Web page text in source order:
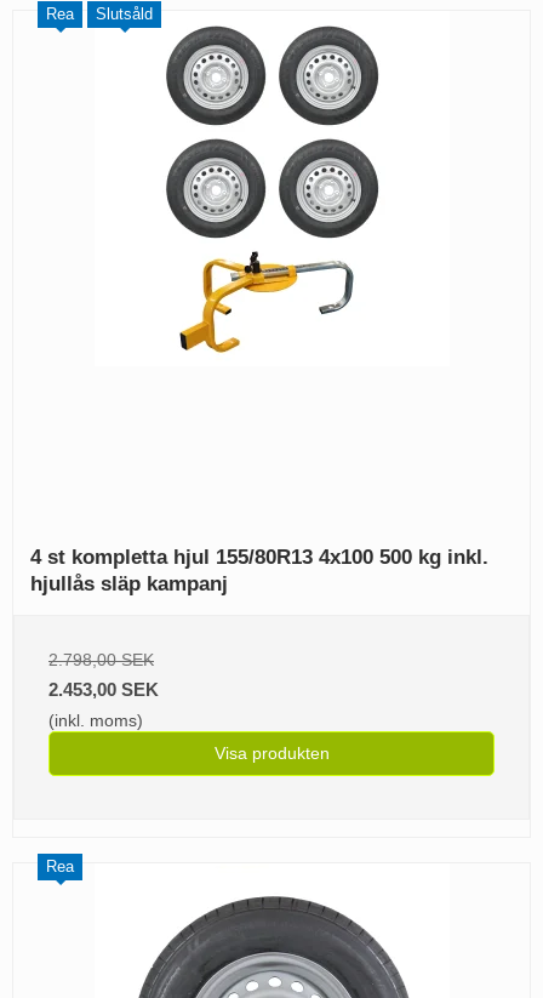
Rea Slutsåld
4 st kompletta hjul 155/80R13 4x100 500 kg inkl.
hjullås släp kampanj
2.798,00 SEK
2.453,00 SEK
(inkl. moms)
Visa produkten
Rea